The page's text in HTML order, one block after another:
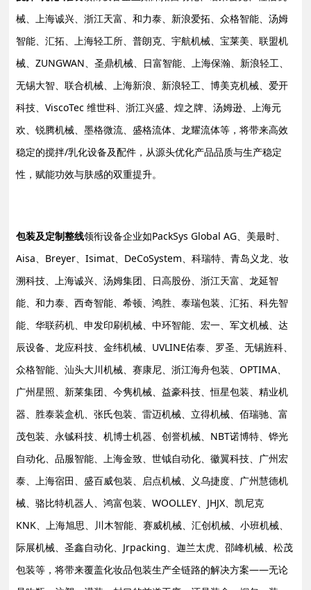
械、上海诚兴、浙江天富、和力泰、新浪爱拓、众格智能、汤姆
智能、汇拓、上海轻工所、普朗克、宇航机械、宝莱美、联盟机
械、ZUNGWAN、圣鼎机械、日富智能、上海保瀚、新浪轻工、
无锡大智、联合机械、上海新浪、新浪轻工、博美克机械、爱开
科技、ViscoTec 维世科、浙江兴盛、煌之牌、汤姆逊、上海元
欢、锐腾机械、墨格微流、盛格流体、龙耀流体等，将带来高效
稳定的搅拌/乳化设备及配件，从源头优化产品品质与生产稳定
性，赋能功效与肤感的双重提升。
包装及定制整线领衔设备企业如PackSys Global AG、美最时、
Aisa、Breyer、Isimat、DeCoSystem、科瑞特、青岛义龙、妆
溯科技、上海诚兴、汤姆集团、日高股份、浙江天富、龙延智
能、和力泰、西奇智能、希顿、鸿胜、泰瑞包装、汇拓、科先智
能、华联药机、申发印刷机械、中环智能、宏一、军文机械、达
辰设备、龙应科技、金纬机械、UVLINE佑泰、罗圣、无锡旌科、
众格智能、汕头大川机械、赛康尼、浙江海舟包装、OPTIMA、
广州星照、新莱集团、今隽机械、益豪科技、恒星包装、精业机
器、胜泰装盒机、张氏包装、雷迈机械、立得机械、佰瑞驰、富
茂包装、永铖科技、机博士机器、创誉机械、NBT诺博特、铧光
自动化、品服智能、上海金致、世钺自动化、徽翼科技、广州宏
泰、上海宿田、盛百威包装、启点机械、义乌捷度、广州慧德机
械、骆比特机器人、鸿富包装、WOOLLEY、JHJX、凯尼克
KNK、上海旭思、川木智能、赛威机械、汇创机械、小班机械、
际展机械、圣鑫自动化、Jrpacking、迦兰太虎、邵峰机械、松茂
包装等，将带来覆盖化妆品包装生产全链路的解决方案——无论